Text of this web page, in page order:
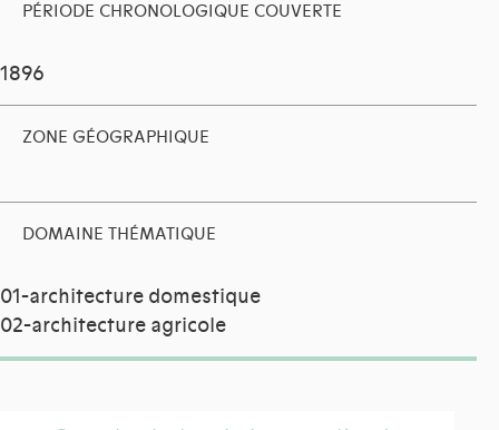
PÉRIODE CHRONOLOGIQUE COUVERTE
1896
ZONE GÉOGRAPHIQUE
DOMAINE THÉMATIQUE
01-architecture domestique
02-architecture agricole